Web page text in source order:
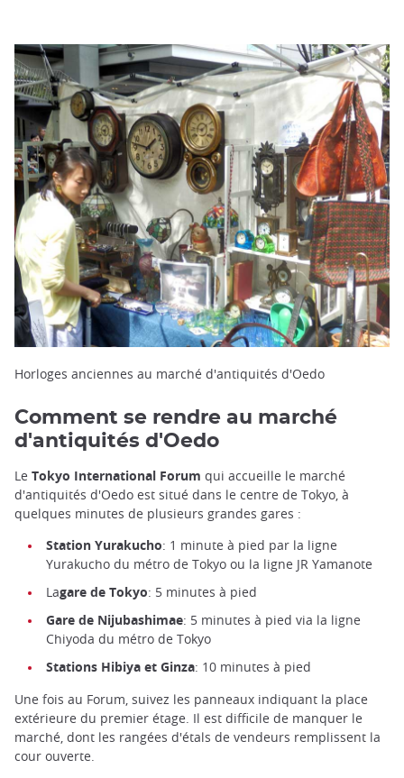
Horloges anciennes au marché d'antiquités d'Oedo
Comment se rendre au marché
d'antiquités d'Oedo
Le Tokyo International Forum qui accueille le marché
d'antiquités d'Oedo est situé dans le centre de Tokyo, à
quelques minutes de plusieurs grandes gares :
Station Yurakucho: 1 minute à pied par la ligne
Yurakucho du métro de Tokyo ou la ligne JR Yamanote
Lagare de Tokyo: 5 minutes à pied
Gare de Nijubashimae: 5 minutes à pied via la ligne
Chiyoda du métro de Tokyo
Stations Hibiya et Ginza: 10 minutes à pied
Une fois au Forum, suivez les panneaux indiquant la place
extérieure du premier étage. Il est difficile de manquer le
marché, dont les rangées d'étals de vendeurs remplissent la
cour ouverte.